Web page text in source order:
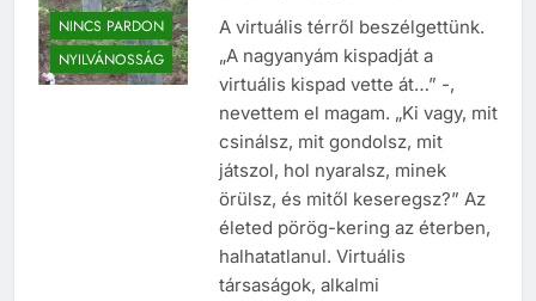
NINCS PARDON
NYILVÁNOSSÁG
A virtuális térről beszélgettünk.
„A nagyanyám kispadját a
virtuális kispad vette át…” -,
nevettem el magam. „Ki vagy, mit
csinálsz, mit gondolsz, mit
játszol, hol nyaralsz, minek
örülsz, és mitől keseregsz?” Az
életed pörög-kering az éterben,
halhatatlanul. Virtuális